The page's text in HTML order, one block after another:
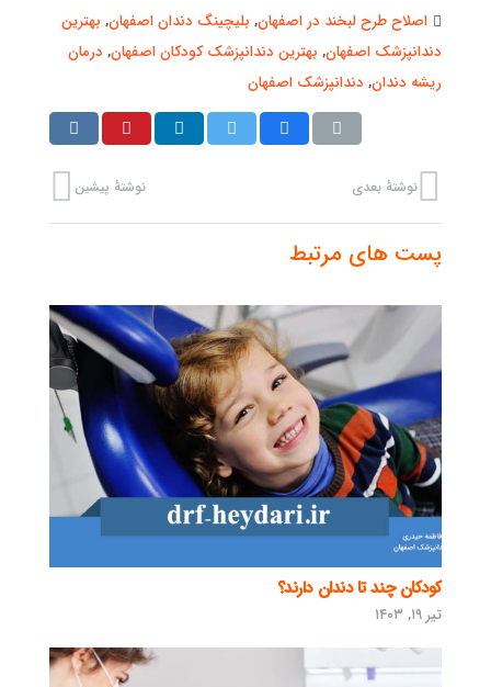
اصلاح طرح لبخند در اصفهان, بلیچینگ دندان اصفهان, بهترین
دندانپزشک اصفهان, بهترین دندانپزشک کودکان اصفهان, درمان
ریشه دندان, دندانپزشک اصفهان
نوشتهٔ پیشین نوشتهٔ بعدی
پست های مرتبط
کودکان چند تا دندان دارند؟
تیر ۱۹, ۱۴۰۳